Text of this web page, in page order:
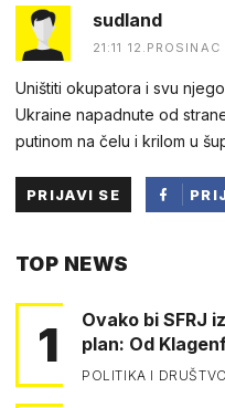
sudland
21:11
Uništiti okupatora i svu
Ukraine napadnute od
putinom na čelu i krilom u
PRIJAVI SE
TOP NEWS
1
Ovako bi SFRJ
plan: Od
POLITIKA I DRUŠTVO